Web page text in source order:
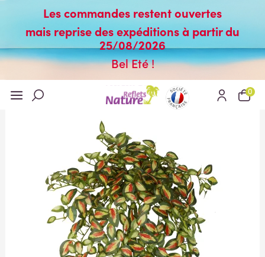
Les commandes restent ouvertes
mais reprise des expéditions à partir du
25/08/2026
Bel Eté !
0